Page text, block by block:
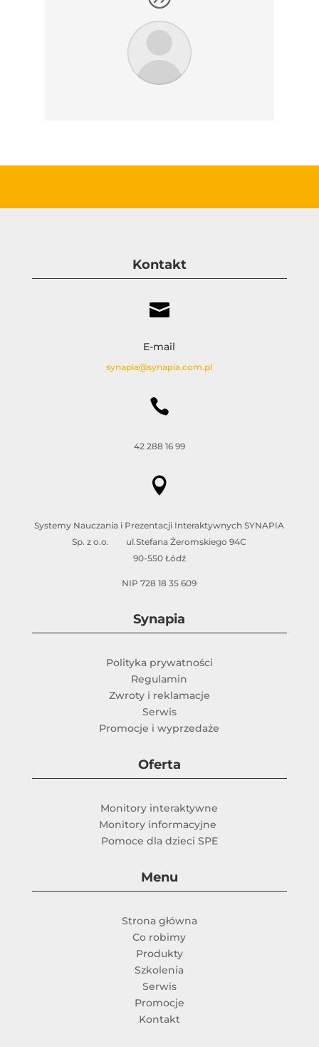
Kontakt

E-mail
synapia@synapia.com.pl

42 288 16 99

Systemy Nauczania i Prezentacji Interaktywnych SYNAPIA
Sp. z o.o. ul.Stefana Żeromskiego 94C
90-550 Łódź
NIP 728 18 35 609
Synapia
Polityka prywatności
Regulamin
Zwroty i reklamacje
Serwis
Promocje i wyprzedaże
Oferta
Monitory interaktywne
Monitory informacyjne
Pomoce dla dzieci SPE
Menu
Strona główna
Co robimy
Produkty
Szkolenia
Serwis
Promocje
Kontakt